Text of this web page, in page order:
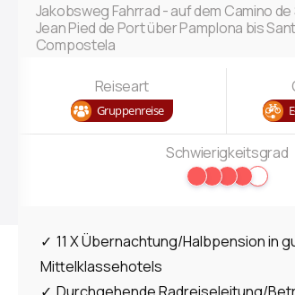
Jakobsweg Fahrrad - auf dem Camino
Jean Pied de Port über Pamplona bis
Compostela
Schwierigkeitsgrad
Reiseart
Gruppenreise
11 X Übernachtung/Halbpension in
Mittelklassehotels